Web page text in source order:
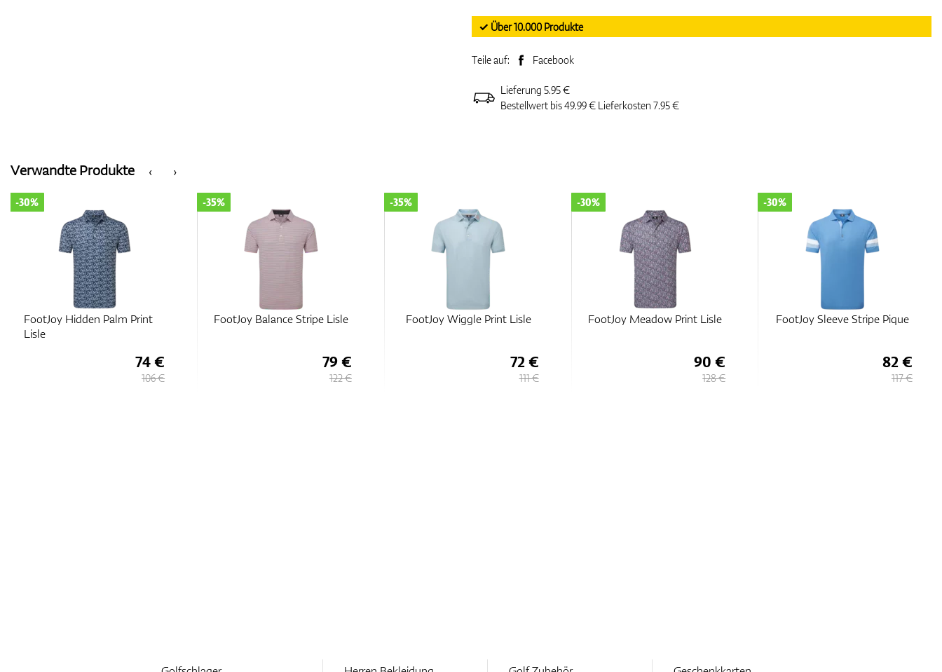
✓ Über 10.000 Produkte
Teile auf: Facebook
Lieferung 5.95 €
Bestellwert bis 49.99 € Lieferkosten 7.95 €
‹
Verwandte Produkte ›
FootJoy Hidden Palm Print
Lisle
-30%
74 €
106 €
FootJoy Balance Stripe Lisle
-35%
79 €
122 €
FootJoy Wiggle Print Lisle
-35%
72 €
111 €
FootJoy Meadow Print Lisle
-30%
90 €
128 €
FootJoy Sleeve Stripe Pique
-30%
82 €
117 €